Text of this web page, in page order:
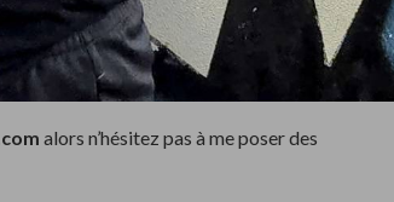
alors n’hésitez pas à me poser des